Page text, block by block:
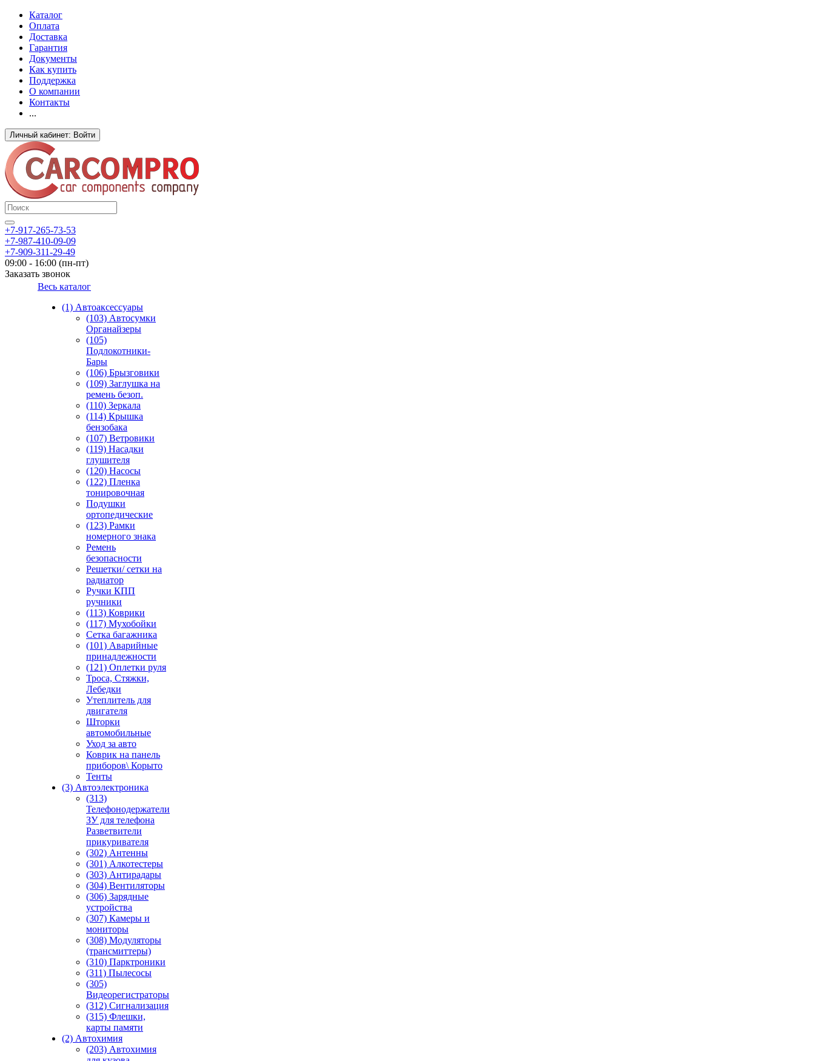
Каталог
Оплата
Доставка
Гарантия
Документы
Как купить
Поддержка
О компании
Контакты
...
Личный кабинет: Войти
+7-917-265-73-53
+7-987-410-09-09
+7-909-311-29-49
09:00 - 16:00 (пн-пт)
Заказать звонок
Весь каталог
(1) Автоаксессуары
(103) Автосумки
Органайзеры
(105)
Подлокотники-
Бары
(106) Брызговики
(109) Заглушка на
ремень безоп.
(110) Зеркала
(114) Крышка
бензобака
(107) Ветровики
(119) Насадки
глушителя
(120) Насосы
(122) Пленка
тонировочная
Подушки
ортопедические
(123) Рамки
номерного знака
Ремень
безопасности
Решетки/ сетки на
радиатор
Ручки КПП
ручники
(113) Коврики
(117) Мухобойки
Сетка багажника
(101) Аварийные
принадлежности
(121) Оплетки руля
Троса, Стяжки,
Лебедки
Утеплитель для
двигателя
Шторки
автомобильные
Уход за авто
Коврик на панель
приборов\ Корыто
Тенты
(3) Автоэлектроника
(313)
Телефонодержатели
ЗУ для телефона
Разветвители
прикуривателя
(302) Антенны
(301) Алкотестеры
(303) Антирадары
(304) Вентиляторы
(306) Зарядные
устройства
(307) Камеры и
мониторы
(308) Модуляторы
(трансмиттеры)
(310) Парктроники
(311) Пылесосы
(305)
Видеорегистраторы
(312) Сигнализация
(315) Флешки,
карты памяти
(2) Автохимия
(203) Автохимия